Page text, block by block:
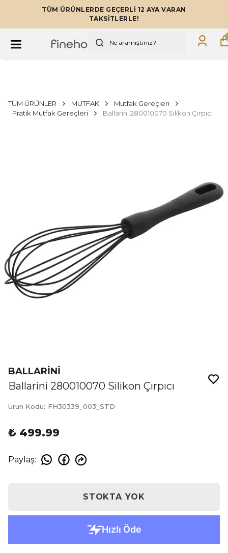
TÜM ÜRÜNLERDE GEÇERLİ 12 AYA VARAN
TAKSİTLERLE!
TÜM ÜRÜNLER MUTFAK
Mutfak Gereçleri
Pratik Mutfak Gereçleri
Ballarini 280010070 Silikon Çırpıcı
BALLARİNİ
Ballarini 280010070 Silikon Çırpıcı
Ürün Kodu: FH30339_003_STD
₺ 499.99
Paylaş:
STOKTA YOK